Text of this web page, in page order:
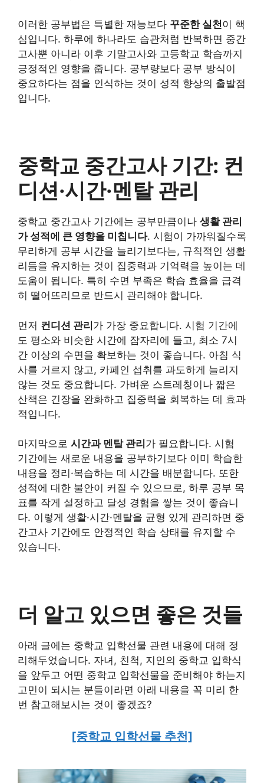
이러한 공부법은 특별한 재능보다 꾸준한 실천이 핵
심입니다. 하루에 하나라도 습관처럼 반복하면 중간
고사뿐 아니라 이후 기말고사와 고등학교 학습까지
긍정적인 영향을 줍니다. 공부량보다 공부 방식이
중요하다는 점을 인식하는 것이 성적 향상의 출발점
입니다.
중학교 중간고사 기간: 컨
디션·시간·멘탈 관리
중학교 중간고사 기간에는 공부만큼이나 생활 관리
가 성적에 큰 영향을 미칩니다. 시험이 가까워질수록
무리하게 공부 시간을 늘리기보다는, 규칙적인 생활
리듬을 유지하는 것이 집중력과 기억력을 높이는 데
도움이 됩니다. 특히 수면 부족은 학습 효율을 급격
히 떨어뜨리므로 반드시 관리해야 합니다.
먼저 컨디션 관리가 가장 중요합니다. 시험 기간에
도 평소와 비슷한 시간에 잠자리에 들고, 최소 7시
간 이상의 수면을 확보하는 것이 좋습니다. 아침 식
사를 거르지 않고, 카페인 섭취를 과도하게 늘리지
않는 것도 중요합니다. 가벼운 스트레칭이나 짧은
산책은 긴장을 완화하고 집중력을 회복하는 데 효과
적입니다.
마지막으로 시간과 멘탈 관리 가 필요합니다. 시험
기간에는 새로운 내용을 공부하기보다 이미 학습한
내용을 정리·복습하는 데 시간을 배분합니다. 또한
성적에 대한 불안이 커질 수 있으므로, 하루 공부 목
표를 작게 설정하고 달성 경험을 쌓는 것이 좋습니
다. 이렇게 생활·시간·멘탈을 균형 있게 관리하면 중
간고사 기간에도 안정적인 학습 상태를 유지할 수
있습니다.
더 알고 있으면 좋은 것들
아래 글에는 중학교 입학선물 관련 내용에 대해 정
리해두었습니다. 자녀, 친척, 지인의 중학교 입학식
을 앞두고 어떤 중학교 입학선물을 준비해야 하는지
고민이 되시는 분들이라면 아래 내용을 꼭 미리 한
번 참고해보시는 것이 좋겠죠?
[중학교 입학선물 추천]